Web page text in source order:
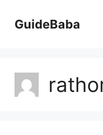
contentGuideBaba